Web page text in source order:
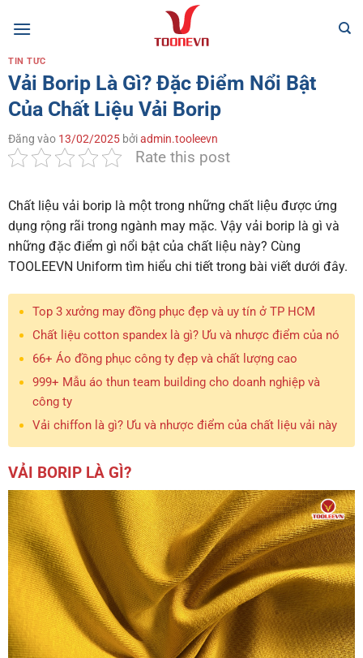
qua
dung
TIN TỨC
Vải Borip Là Gì? Đặc Điểm Nổi Bật
Của Chất Liệu Vải Borip
Đăng vào 13/02/2025 bởiadmin.tooleevn
Rate this post
Chất liệu vải borip là một trong những chất liệu được ứng
dụng rộng rãi trong ngành may mặc. Vậy vải borip là gì và
những đặc điểm gì nổi bật của chất liệu này? Cùng
TOOLEEVN Uniform tìm hiểu chi tiết trong bài viết dưới đây.
Top 3 xưởng may đồng phục đẹp và uy tín ở TP HCM
Chất liệu cotton spandex là gì? Ưu và nhược điểm của nó
66+ Áo đồng phục công ty đẹp và chất lượng cao
999+ Mẫu áo thun team building cho doanh nghiệp và
công ty
Vải chiffon là gì? Ưu và nhược điểm của chất liệu vải này
VẢI BORIP LÀ GÌ?